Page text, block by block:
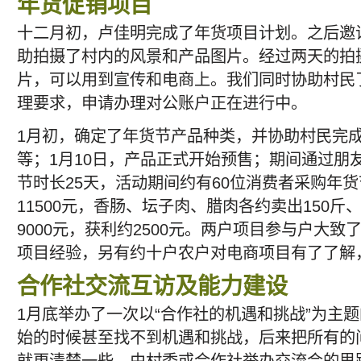
十二月初，卢佳明完成了年货项目计划。之后
助拍摄了村内的风景和产品图片。经过两天的
片，可以用到宣传和电商上。我们同时协助村
理要求，申请办理对公账户正在进行中。
1月初，确定了年货节产品种类，并协助村民完
等；1月10日，产品正式开始预售；期间通过朋
节时长25天，活动期间约有60位消费者采购年
11500元，香肠、坛子肉、腊肉各约卖出150斤
9000元，获利约2500元。两户项目参与户大致
项目经验，另有约十户农户对电商项目有了了
合作社交流互访及能力建设
1月底举办了一次以“合作社的机遇和挑战”为主
始的时候甚至找不到机遇和挑战，后来把所有